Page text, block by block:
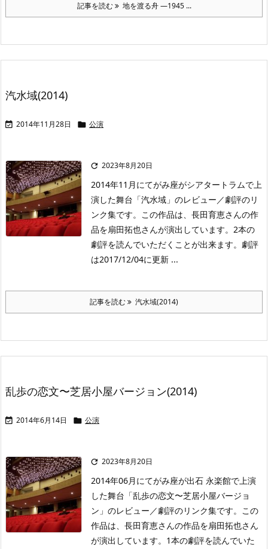
記事を読む 地を渡る舟 —1945 ...
汽水域(2014)
 2014年11月28日  公演
 2023年8月20日
2014年11月にてがみ座がシアタートラムで上
演した舞台「汽水域」のレビュー／劇評のリ
ンク集です。この作品は、長田育恵さんの作
品を扇田拓也さんが演出しています。2本の
劇評を読んでいただくことが出来ます。劇評
は2017/12/04に更新 ...
記事を読む 汽水域(2014)
乱歩の恋文〜芝居小屋バージョン(2014)
 2014年6月14日  公演
 2023年8月20日
2014年06月にてがみ座が出石 永楽館で上演
した舞台「乱歩の恋文〜芝居小屋バージョ
ン」のレビュー／劇評のリンク集です。この
作品は、長田育恵さんの作品を扇田拓也さん
が演出しています。1本の劇評を読んでいた